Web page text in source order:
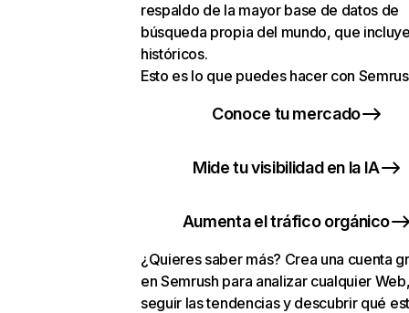
respaldo de la mayor base de datos de
búsqueda propia del mundo, que
históricos.
Esto es lo que puedes hacer con
Conoce tu mercado
Mide tu visibilidad en la IA
Aumenta el tráfico orgánico
¿Quieres saber más? Crea una cuenta
en Semrush para analizar cualquier
seguir las tendencias y descubrir qué